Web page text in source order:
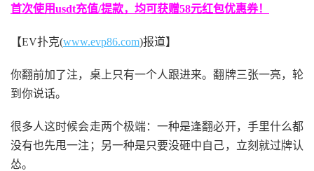
首次使用usdt充值/提款，均可获赠58元红包优惠券！
【EV扑克(www.evp86.com)报道】
你翻前加了注，桌上只有一个人跟进来。翻牌三张一亮，轮
到你说话。
很多人这时候会走两个极端：一种是逢翻必开，手里什么都
没有也先甩一注；另一种是只要没砸中自己，立刻就过牌认
怂。